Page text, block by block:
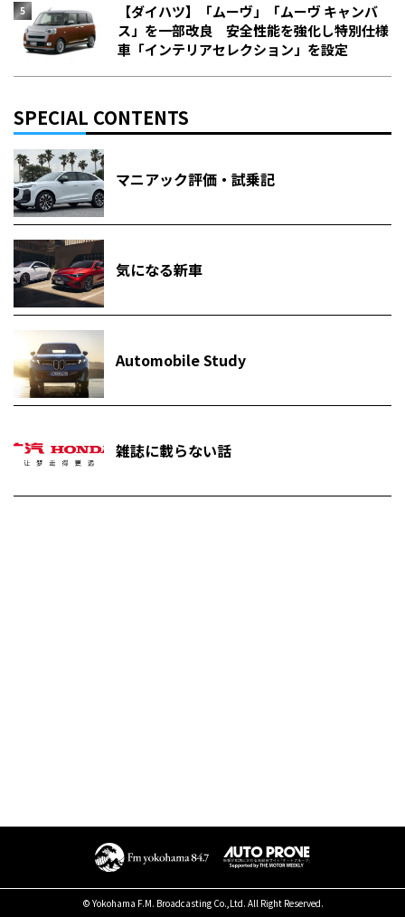
【ダイハツ】「ムーヴ」「ムーヴ キャンバ
ス」を一部改良 安全性能を強化し特別仕様
車「インテリアセレクション」を設定
SPECIAL CONTENTS
マニアック評価・試乗記
気になる新車
Automobile Study
雑誌に載らない話
© Yokohama F.M. Broadcasting Co.,Ltd. All Right Reserved.